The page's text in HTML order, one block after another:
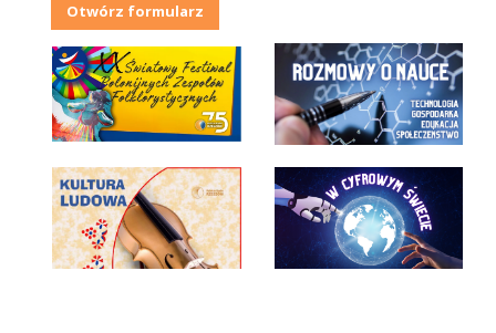
Otwórz formularz